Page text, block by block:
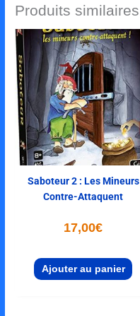
Produits similaires
Saboteur 2 : Les Mineurs
Contre-Attaquent
17,00€
Ajouter au panier